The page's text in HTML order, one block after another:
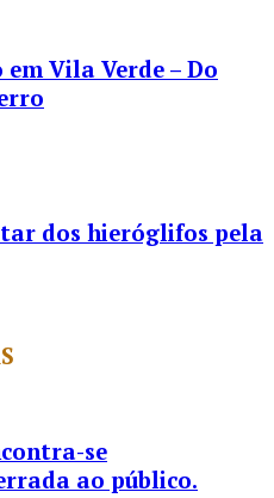
Vila Verde – Do
dos hieróglifos pela
se
ao público.